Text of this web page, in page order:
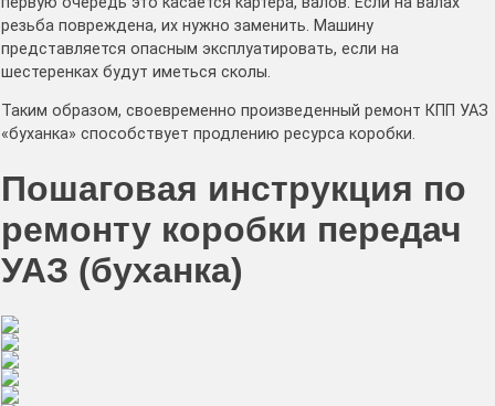
резьба повреждена, их нужно заменить. Машину
представляется опасным эксплуатировать, если на
шестеренках будут иметься сколы.
Таким образом, своевременно произведенный ремонт КПП УАЗ
«буханка» способствует продлению ресурса коробки.
Пошаговая инструкция по
ремонту коробки передач
УАЗ (буханка)